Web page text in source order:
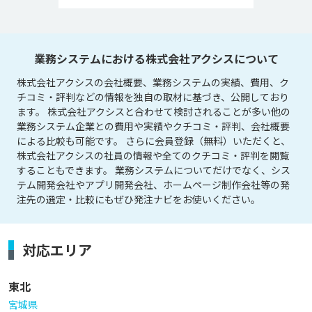
業務システムにおける株式会社アクシスについて
株式会社アクシスの会社概要、業務システムの実績、費用、ク
チコミ・評判などの情報を独自の取材に基づき、公開しており
ます。 株式会社アクシスと合わせて検討されることが多い他の
業務システム企業との費用や実績やクチコミ・評判、会社概要
による比較も可能です。 さらに会員登録（無料）いただくと、
株式会社アクシスの社員の情報や全てのクチコミ・評判を閲覧
することもできます。 業務システムについてだけでなく、シス
テム開発会社やアプリ開発会社、ホームページ制作会社等の発
注先の選定・比較にもぜひ発注ナビをお使いください。
対応エリア
東北
宮城県